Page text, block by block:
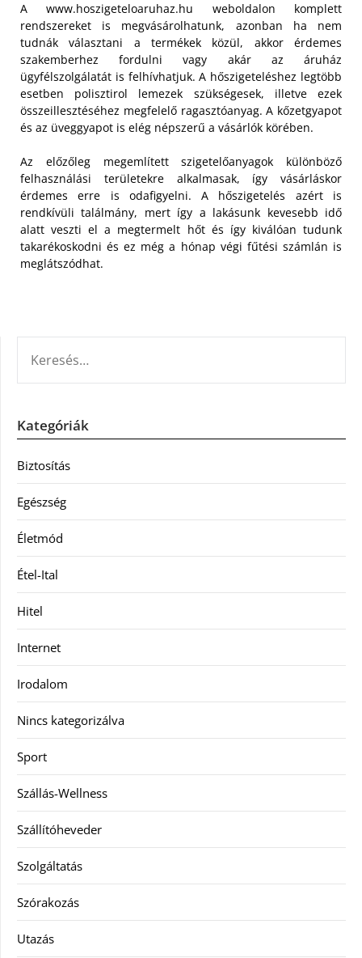
A www.hoszigeteloaruhaz.hu weboldalon komplett
rendszereket is megvásárolhatunk, azonban ha nem
tudnák választani a termékek közül, akkor érdemes
szakemberhez fordulni vagy akár az áruház
ügyfélszolgálatát is felhívhatjuk. A hőszigeteléshez legtöbb
esetben polisztirol lemezek szükségesek, illetve ezek
összeillesztéséhez megfelelő ragasztóanyag. A kőzetgyapot
és az üveggyapot is elég népszerű a vásárlók körében.
Az előzőleg megemlített szigetelőanyagok különböző
felhasználási területekre alkalmasak, így vásárláskor
érdemes erre is odafigyelni. A hőszigetelés azért is
rendkívüli találmány, mert így a lakásunk kevesebb idő
alatt veszti el a megtermelt hőt és így kiválóan tudunk
takarékoskodni és ez még a hónap végi fűtési számlán is
meglátszódhat.
Kategóriák
Biztosítás
Egészség
Életmód
Étel-Ital
Hitel
Internet
Irodalom
Nincs kategorizálva
Sport
Szállás-Wellness
Szállítóheveder
Szolgáltatás
Szórakozás
Utazás